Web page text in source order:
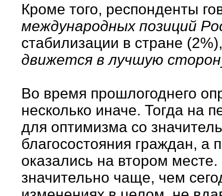
Кроме того, респонденты
международных позиций
стабилизации в стране
движется в лучшую
Во время прошлогоднего
несколько иначе. Тогда на
для оптимизма со
благосостояния граждан, а
оказались на втором
значительно чаще, чем